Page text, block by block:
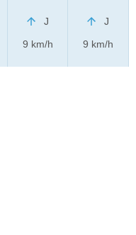
J
9 km/h
J
9 km/h